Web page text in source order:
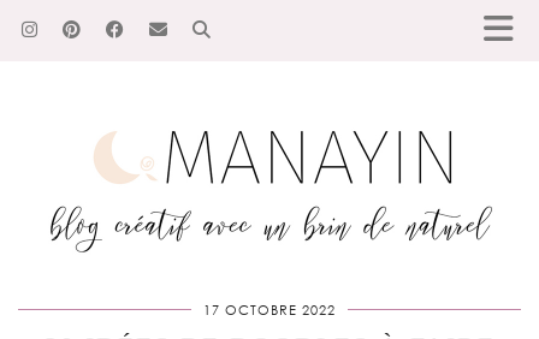
17 OCTOBRE 2022